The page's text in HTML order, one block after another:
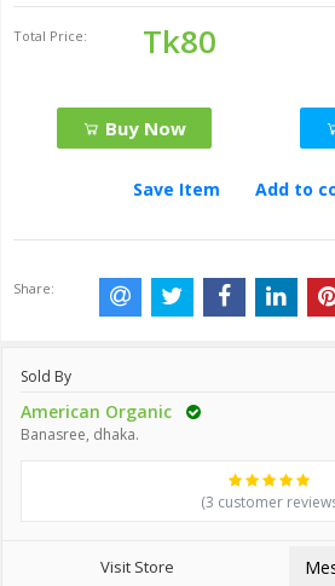
Total Price: Tk80
Buy Now
Save Item Add to
Share:
Sold By
American Organic
Banasree, dhaka.
(3 customer
Visit Store